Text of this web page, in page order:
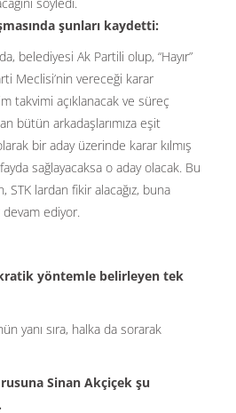
şunları kaydetti:
belediyesi Ak Partili olup, “Hayır”
Meclisi’nin vereceği karar
takvimi açıklanacak ve süreç
bütün arkadaşlarımıza eşit
bir aday üzerinde karar kılmış
sağlayacaksa o aday olacak. Bu
STK lardan fikir alacağız, buna
devam ediyor.
yöntemle belirleyen tek
yanı sıra, halka da sorarak
Sinan Akçiçek şu